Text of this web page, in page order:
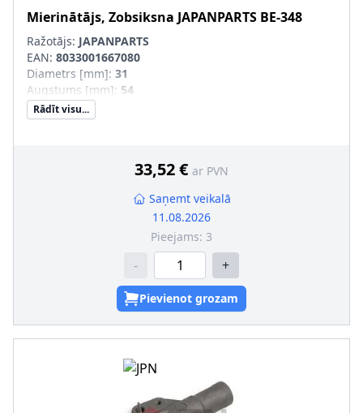
Mierinātājs, Zobsiksna JAPANPARTS BE-348
Ražotājs: JAPANPARTS
EAN: 8033001667080
Diametrs [mm]: 31
Augstums [mm]: 54
Rādīt visu...
33,52 € ar PVN
Saņemt veikalā
11.08.2026
Pieejams: 3
- +
Pievienot grozam